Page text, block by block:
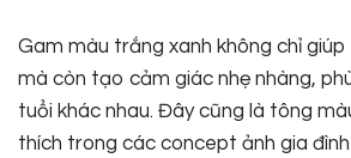
Gam màu trắng xanh không chỉ giúp
mà còn tạo cảm giác nhẹ nhàng,
tuổi khác nhau. Đây cũng là tông
thích trong các concept ảnh gia